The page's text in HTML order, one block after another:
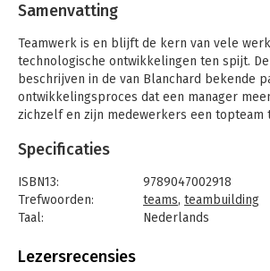
Samenvatting
Teamwerk is en blijft de kern van vele
technologische ontwikkelingen ten spijt.
beschrijven in de van Blanchard bekende
ontwikkelingsproces dat een manager
zichzelf en zijn medewerkers een topteam
1. oriëntatie, kennismaking en het eerste
3. integratie, hernieuwd en versterkt begrip
doelstellingen;
4. productie, effectiviteit en succes.
Doordat de auteurs ook oog hebben voor
Specificaties
ISBN13:
9789047002918
Trefwoorden:
teams, teambuilding
Taal:
Nederlands
Aantal pagina's:
Lezersrecensies